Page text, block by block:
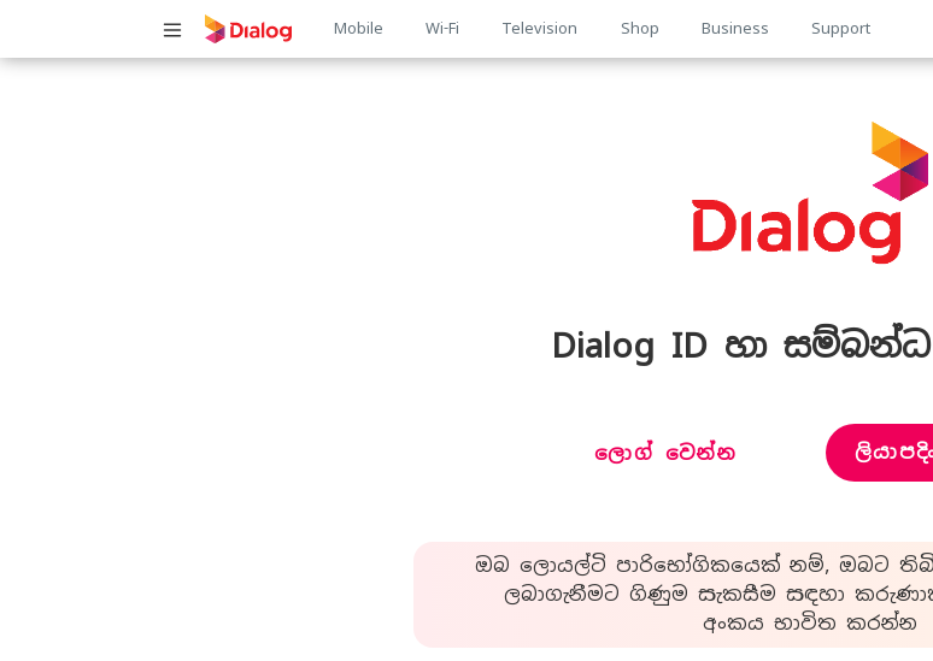
Main
Mobile Wi-Fi Television Shop Business Support
Dialog ID හා
ලොග් වෙන්න
ඔබ ලොයල්ටි පාරිභෝගිකයෙක් නම්, ඔබට
ලබාගැනීමට ගිණුම සැකසීම සඳහා
අංකය භාවිත කරන්න